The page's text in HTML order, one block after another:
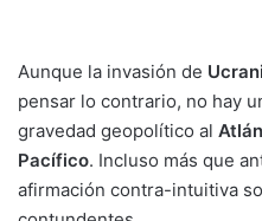
Aunque la invasión de
pensar lo contrario, no hay
gravedad geopolítico al
Pacífico. Incluso más que
afirmación contra-intuitiva